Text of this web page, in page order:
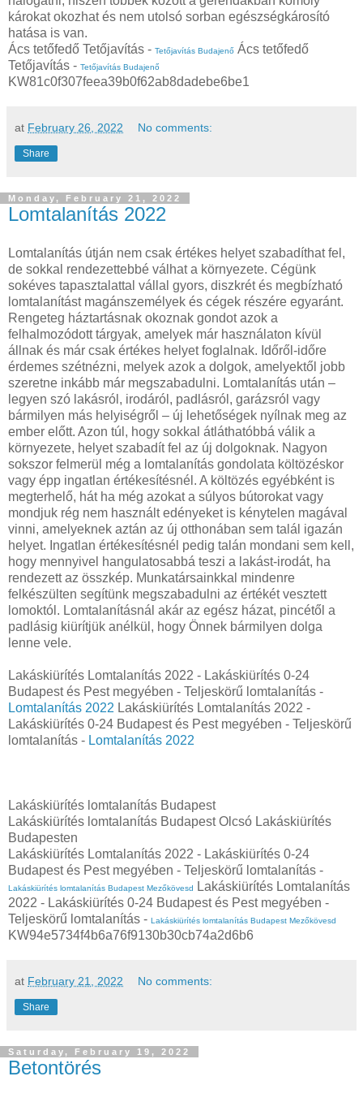
károkat okozhat és nem utolsó sorban egészségkárosító
hatása is van.
Ács tetőfedő Tetőjavítás - Tetőjavítás Budajenő Ács tetőfedő
Tetőjavítás - Tetőjavítás Budajenő
KW81c0f307feea39b0f62ab8dadebe6be1
at February 26, 2022 No comments:
Share
Monday, February 21, 2022
Lomtalanítás 2022
Lomtalanítás útján nem csak értékes helyet szabadíthat fel,
de sokkal rendezettebbé válhat a környezete. Cégünk
sokéves tapasztalattal vállal gyors, diszkrét és megbízható
lomtalanítást magánszemélyek és cégek részére egyaránt.
Rengeteg háztartásnak okoznak gondot azok a
felhalmozódott tárgyak, amelyek már használaton kívül
állnak és már csak értékes helyet foglalnak. Időről-időre
érdemes szétnézni, melyek azok a dolgok, amelyektől jobb
szeretne inkább már megszabadulni. Lomtalanítás után –
legyen szó lakásról, irodáról, padlásról, garázsról vagy
bármilyen más helyiségről – új lehetőségek nyílnak meg az
ember előtt. Azon túl, hogy sokkal átláthatóbbá válik a
környezete, helyet szabadít fel az új dolgoknak. Nagyon
sokszor felmerül még a lomtalanítás gondolata költözéskor
vagy épp ingatlan értékesítésnél. A költözés egyébként is
megterhelő, hát ha még azokat a súlyos bútorokat vagy
mondjuk rég nem használt edényeket is kénytelen magával
vinni, amelyeknek aztán az új otthonában sem talál igazán
helyet. Ingatlan értékesítésnél pedig talán mondani sem kell,
hogy mennyivel hangulatosabbá teszi a lakást-irodát, ha
rendezett az összkép. Munkatársainkkal mindenre
felkészülten segítünk megszabadulni az értékét vesztett
lomoktól. Lomtalanításnál akár az egész házat, pincétől a
padlásig kiürítjük anélkül, hogy Önnek bármilyen dolga
lenne vele.
Lakáskiürítés Lomtalanítás‎ 2022 - Lakáskiürítés 0-24
Budapest és Pest megyében‎ - Teljeskörű lomtalanítás -
Lomtalanítás 2022 Lakáskiürítés Lomtalanítás‎ 2022 -
Lakáskiürítés 0-24 Budapest és Pest megyében‎ - Teljeskörű
lomtalanítás - Lomtalanítás 2022
Lakáskiürítés lomtalanítás Budapest
Lakáskiürítés lomtalanítás Budapest Olcsó Lakáskiürítés
Budapesten
Lakáskiürítés Lomtalanítás‎ 2022 - Lakáskiürítés 0-24
Budapest és Pest megyében‎ - Teljeskörű lomtalanítás -
Lakáskiürítés lomtalanítás Budapest Mezőkövesd
Lakáskiürítés Lomtalanítás‎
2022 - Lakáskiürítés 0-24 Budapest és Pest megyében‎ -
Teljeskörű lomtalanítás - Lakáskiürítés lomtalanítás Budapest Mezőkövesd
KW94e5734f4b6a76f9130b30cb74a2d6b6
at February 21, 2022 No comments:
Share
Saturday, February 19, 2022
Betontörés